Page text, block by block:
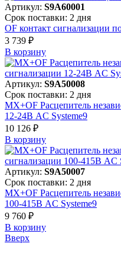
Артикул: S9A60001
Срок поставки: 2 дня
OF контакт сигнализации
3 739 ₽
В корзинy
Артикул: S9A50008
Срок поставки: 2 дня
MX+OF Расцепитель
12-24В AC Systeme9
10 126 ₽
В корзинy
Артикул: S9A50007
Срок поставки: 2 дня
MX+OF Расцепитель
100-415В AC Systeme9
9 760 ₽
В корзинy
Вверх